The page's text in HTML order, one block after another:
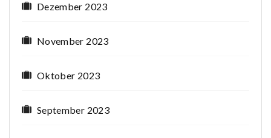
Dezember 2023
November 2023
Oktober 2023
September 2023